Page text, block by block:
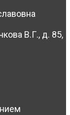
В.Г., д. 85,